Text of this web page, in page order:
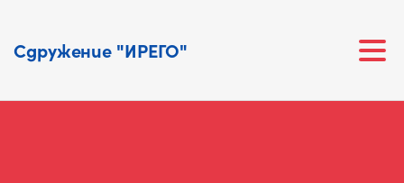
Сдружение "ИРЕГО"